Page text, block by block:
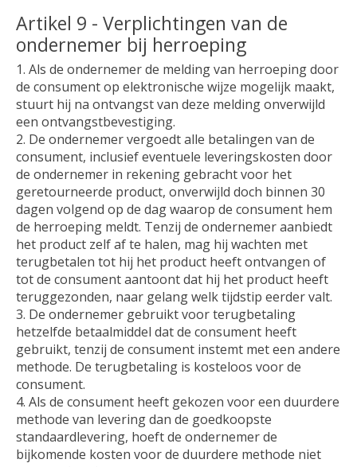
Artikel 9 - Verplichtingen van de
ondernemer bij herroeping
1. Als de ondernemer de melding van herroeping door
de consument op elektronische wijze mogelijk maakt,
stuurt hij na ontvangst van deze melding onverwijld
een ontvangstbevestiging.
2. De ondernemer vergoedt alle betalingen van de
consument, inclusief eventuele leveringskosten door
de ondernemer in rekening gebracht voor het
geretourneerde product, onverwijld doch binnen 30
dagen volgend op de dag waarop de consument hem
de herroeping meldt. Tenzij de ondernemer aanbiedt
het product zelf af te halen, mag hij wachten met
terugbetalen tot hij het product heeft ontvangen of
tot de consument aantoont dat hij het product heeft
teruggezonden, naar gelang welk tijdstip eerder valt.
3. De ondernemer gebruikt voor terugbetaling
hetzelfde betaalmiddel dat de consument heeft
gebruikt, tenzij de consument instemt met een andere
methode. De terugbetaling is kosteloos voor de
consument.
4. Als de consument heeft gekozen voor een duurdere
methode van levering dan de goedkoopste
standaardlevering, hoeft de ondernemer de
bijkomende kosten voor de duurdere methode niet